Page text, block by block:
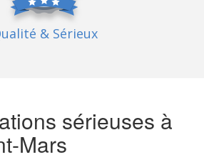
& Sérieux
sérieuses à
Mars